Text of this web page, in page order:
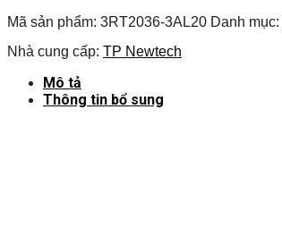
Mã sản phẩm: 3RT2036-3AL20 Danh mục:
Nhà cung cấp: TP Newtech
Mô tả
Thông tin bổ sung